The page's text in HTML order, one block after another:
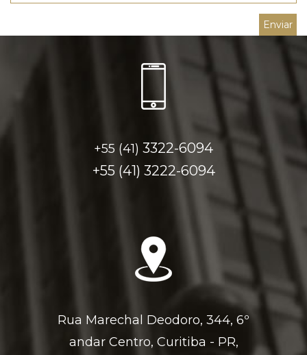
+55 (41) 3322-6094
+55 (41) 3222-6094
Rua Marechal Deodoro, 344, 6º
andar Centro, Curitiba - PR,